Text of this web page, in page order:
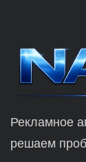
Рекламное
решаем